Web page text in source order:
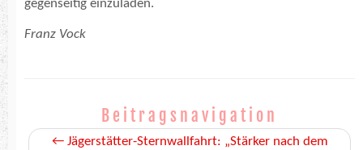
gegenseitig einzuladen.
Franz Vock
Beitragsnavigation
←Jägerstätter-Sternwallfahrt: „Stärker nach dem